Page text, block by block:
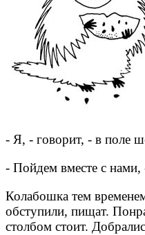
- Я, - говорит, - в поле
- Пойдем вместе с
Колабошка тем
обступили, пищат.
столбом стоит.